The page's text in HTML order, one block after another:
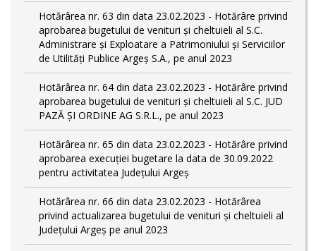
Hotărârea nr. 63 din data 23.02.2023 - Hotărâre privind
aprobarea bugetului de venituri și cheltuieli al S.C.
Administrare și Exploatare a Patrimoniului și Serviciilor
de Utilități Publice Argeș S.A., pe anul 2023
Hotărârea nr. 64 din data 23.02.2023 - Hotărâre privind
aprobarea bugetului de venituri și cheltuieli al S.C. JUD
PAZĂ ȘI ORDINE AG S.R.L., pe anul 2023
Hotărârea nr. 65 din data 23.02.2023 - Hotărâre privind
aprobarea execuției bugetare la data de 30.09.2022
pentru activitatea Județului Argeș
Hotărârea nr. 66 din data 23.02.2023 - Hotărârea
privind actualizarea bugetului de venituri și cheltuieli al
Județului Argeș pe anul 2023